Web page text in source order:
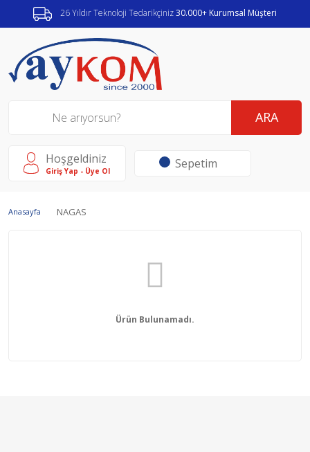
26 Yıldır Teknoloji Tedarikçiniz30.000+ Kurumsal Müşteri
ARA
Hoşgeldiniz
Giriş Yap - Üye Ol Sepetim
Anasayfa NAGAS
Ürün Bulunamadı.